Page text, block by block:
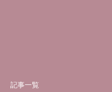
記事一覧